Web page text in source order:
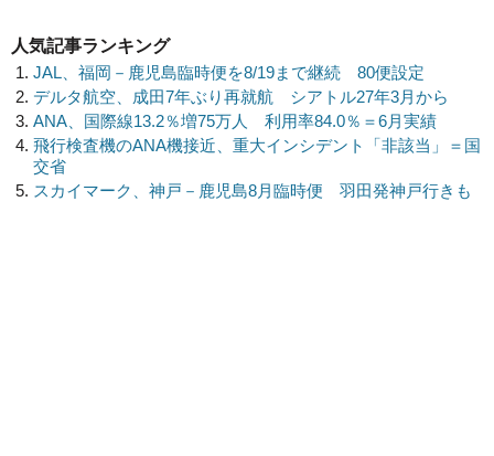
人気記事ランキング
JAL、福岡－鹿児島臨時便を8/19まで継続 80便設定
デルタ航空、成田7年ぶり再就航 シアトル27年3月から
ANA、国際線13.2％増75万人 利用率84.0％＝6月実績
飛行検査機のANA機接近、重大インシデント「非該当」＝国
交省
スカイマーク、神戸－鹿児島8月臨時便 羽田発神戸行きも